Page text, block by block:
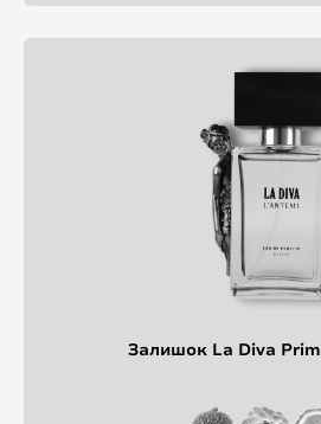
Залишок La Diva